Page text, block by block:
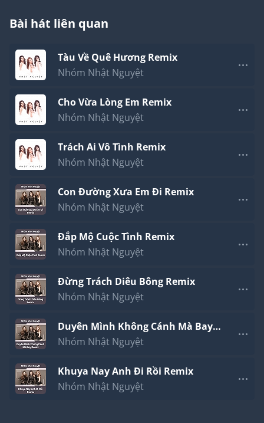
Bài hát liên quan
Tàu Về Quê Hương Remix
Nhóm Nhật Nguyệt
Cho Vừa Lòng Em Remix
Nhóm Nhật Nguyệt
Trách Ai Vô Tình Remix
Nhóm Nhật Nguyệt
Con Đường Xưa Em Đi Remix
Nhóm Nhật Nguyệt
Đắp Mộ Cuộc Tình Remix
Nhóm Nhật Nguyệt
Đừng Trách Diêu Bông Remix
Nhóm Nhật Nguyệt
Duyên Mình Không Cánh Mà Bay
Remix
Nhóm Nhật Nguyệt
Khuya Nay Anh Đi Rồi Remix
Nhóm Nhật Nguyệt